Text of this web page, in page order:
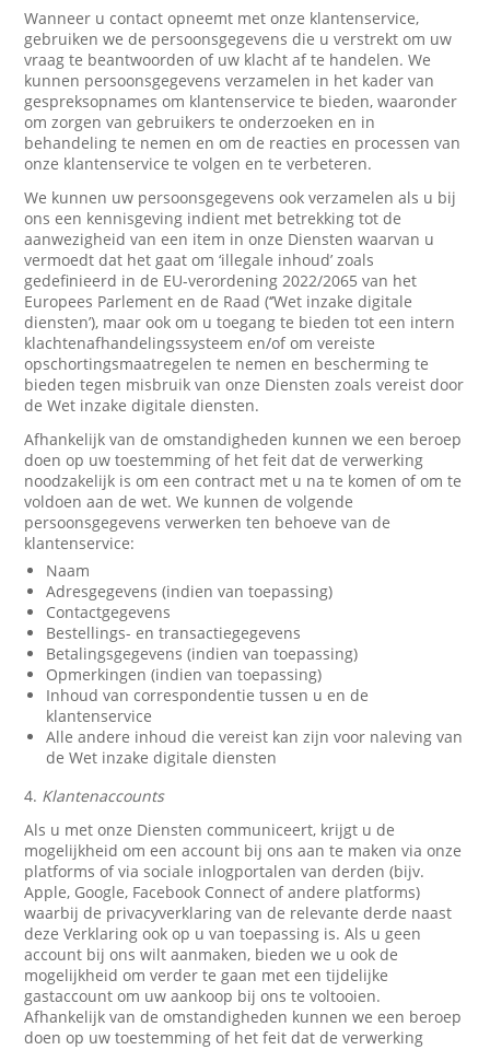
Wanneer u contact opneemt met onze klantenservice,
gebruiken we de persoonsgegevens die u verstrekt om uw
vraag te beantwoorden of uw klacht af te handelen. We
kunnen persoonsgegevens verzamelen in het kader van
gespreksopnames om klantenservice te bieden, waaronder
om zorgen van gebruikers te onderzoeken en in
behandeling te nemen en om de reacties en processen van
onze klantenservice te volgen en te verbeteren.
We kunnen uw persoonsgegevens ook verzamelen als u bij
ons een kennisgeving indient met betrekking tot de
aanwezigheid van een item in onze Diensten waarvan u
vermoedt dat het gaat om ‘illegale inhoud’ zoals
gedefinieerd in de EU-verordening 2022/2065 van het
Europees Parlement en de Raad (‘’Wet inzake digitale
diensten’), maar ook om u toegang te bieden tot een intern
klachtenafhandelingssysteem en/of om vereiste
opschortingsmaatregelen te nemen en bescherming te
bieden tegen misbruik van onze Diensten zoals vereist door
de Wet inzake digitale diensten.
Afhankelijk van de omstandigheden kunnen we een beroep
doen op uw toestemming of het feit dat de verwerking
noodzakelijk is om een contract met u na te komen of om te
voldoen aan de wet. We kunnen de volgende
persoonsgegevens verwerken ten behoeve van de
klantenservice:
Naam
Adresgegevens (indien van toepassing)
Contactgegevens
Bestellings- en transactiegegevens
Betalingsgegevens (indien van toepassing)
Opmerkingen (indien van toepassing)
Inhoud van correspondentie tussen u en de
klantenservice
Alle andere inhoud die vereist kan zijn voor naleving van
de Wet inzake digitale diensten
4. Klantenaccounts
Als u met onze Diensten communiceert, krijgt u de
mogelijkheid om een account bij ons aan te maken via onze
platforms of via sociale inlogportalen van derden (bijv.
Apple, Google, Facebook Connect of andere platforms)
waarbij de privacyverklaring van de relevante derde naast
deze Verklaring ook op u van toepassing is. Als u geen
account bij ons wilt aanmaken, bieden we u ook de
mogelijkheid om verder te gaan met een tijdelijke
gastaccount om uw aankoop bij ons te voltooien.
Afhankelijk van de omstandigheden kunnen we een beroep
doen op uw toestemming of het feit dat de verwerking